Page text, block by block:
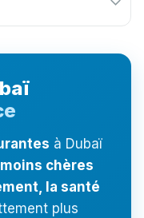
à Dubaï
chères
la santé
plus